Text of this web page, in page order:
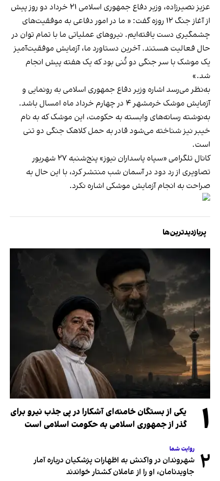
عزیز نصیرزاده، وزیر دفاع جمهوری اسلامی ۲‍۱ خرداد دو روز پیش
از آغاز جنگ ۱۲ روزه گفت: « ما در امور دفاعی به موفقیت‌های
چشمگیری دست یافته‌ایم. نیروهای عملیاتی ما با تمام توان در
حال فعالیت هستند. آخرین دستاورد ما، آزمایش موفقیت‌آمیز
یک موشک با سر جنگی دو تُنی بود که یک هفته پیش انجام
شد.»
به‌نظر می‌رسد اشاره وزیر دفاع جمهوری اسلامی به رونمایی و
آزمایش موشک خرمشهر ۴ در چهارم خرداد ماه امسال باشد.
به‌نوشته رسانه‌‎های وابسته به حکومت، این موشک که به نام
خیبر نیز شناخته می‌شود قادر به حمل کلاهک جنگی دو تنی
است.
کانال تلگرامی «سپاه پاسداران نیوز» پنج‌شنبه ۲۷ شهریور
تصاویری از رد دود در آسمان شب منتشر کرد، با این حال به
صراحت به انجام آزمایش موشکی اشاره نکرد.
پربازدیدترین‌ها
۱
یکی از بستگان خامنه‌ای آشکارا در پی جذب نیرو برای
گذر از جمهوری اسلامی به حکومت اسلامی است
۲ روایت شما
شهروندان در واکنش به اظهارات پزشکیان درباره آمار
جاویدنامان، او را از عاملان کشتار خواندند